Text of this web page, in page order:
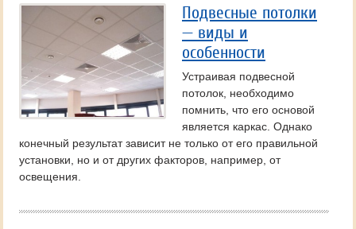
Подвесные потолки
— виды и
особенности
Устраивая подвесной
потолок, необходимо
помнить, что его основой
является каркас. Однако
конечный результат зависит не только от его правильной
установки, но и от других факторов, например, от
освещения.